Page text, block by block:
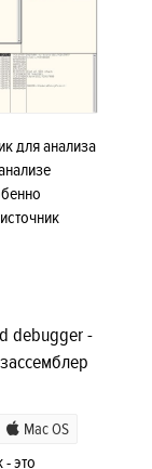
для анализа
debugger -
Mac OS
- это